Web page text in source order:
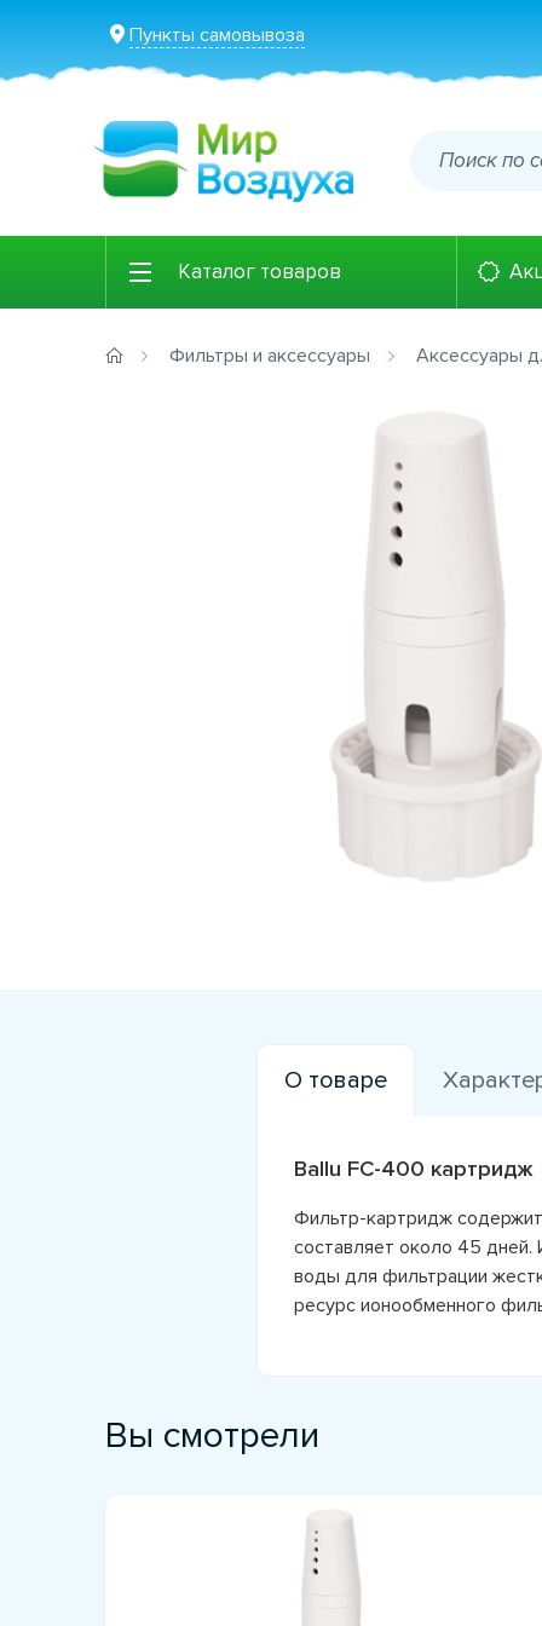
Пункты самовывоза
Каталог товаров
Фильтры и аксессуары Аксессуары
О товаре
Ballu FC-400 картридж
Фильтр-картридж
составляет около 45
воды для фильтрации
ресурс ионообменного
Вы смотрели